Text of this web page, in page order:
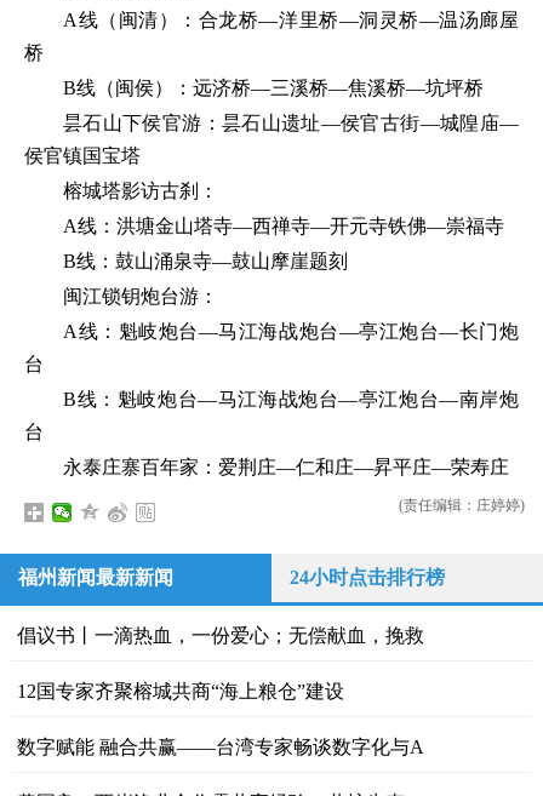
A线（闽清）：合龙桥—洋里桥—洞灵桥—温汤廊屋
桥
B线（闽侯）：远济桥—三溪桥—焦溪桥—坑坪桥
昙石山下侯官游：昙石山遗址—侯官古街—城隍庙—
侯官镇国宝塔
榕城塔影访古刹：
A线：洪塘金山塔寺—西禅寺—开元寺铁佛—崇福寺
B线：鼓山涌泉寺—鼓山摩崖题刻
闽江锁钥炮台游：
A线：魁岐炮台—马江海战炮台—亭江炮台—长门炮
台
B线：魁岐炮台—马江海战炮台—亭江炮台—南岸炮
台
永泰庄寨百年家：爱荆庄—仁和庄—昇平庄—荣寿庄
(责任编辑：庄婷婷)
福州新闻最新新闻 24小时点击排行榜
倡议书丨一滴热血，一份爱心；无偿献血，挽救
12国专家齐聚榕城共商“海上粮仓”建设
数字赋能 融合共赢——台湾专家畅谈数字化与A